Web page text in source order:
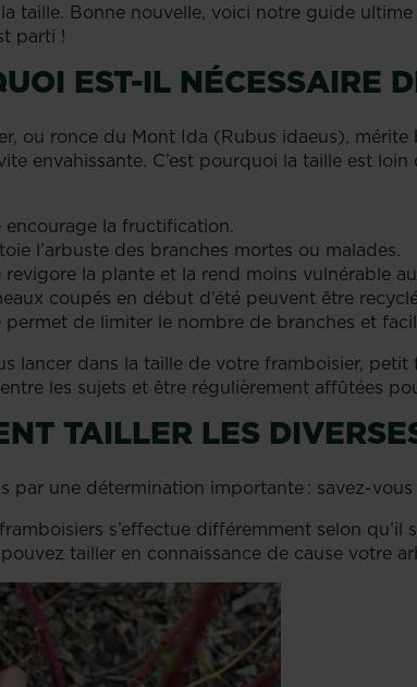
la taille. Bonne nouvelle, voici notre guide
parti !
EST-IL NÉCESSAIRE
ou ronce du Mont Ida (Rubus idaeus),
envahissante. C’est pourquoi la taille est
encourage la fructification.
l’arbuste des branches mortes ou malades.
revigore la plante et la rend moins vulnérable
coupés en début d’été peuvent être
permet de limiter le nombre de branches et
lancer dans la taille de votre framboisier,
les sujets et être régulièrement affûtées
TAILLER LES
par une détermination importante : savez-
s’effectue différemment selon
tailler en connaissance de cause votre